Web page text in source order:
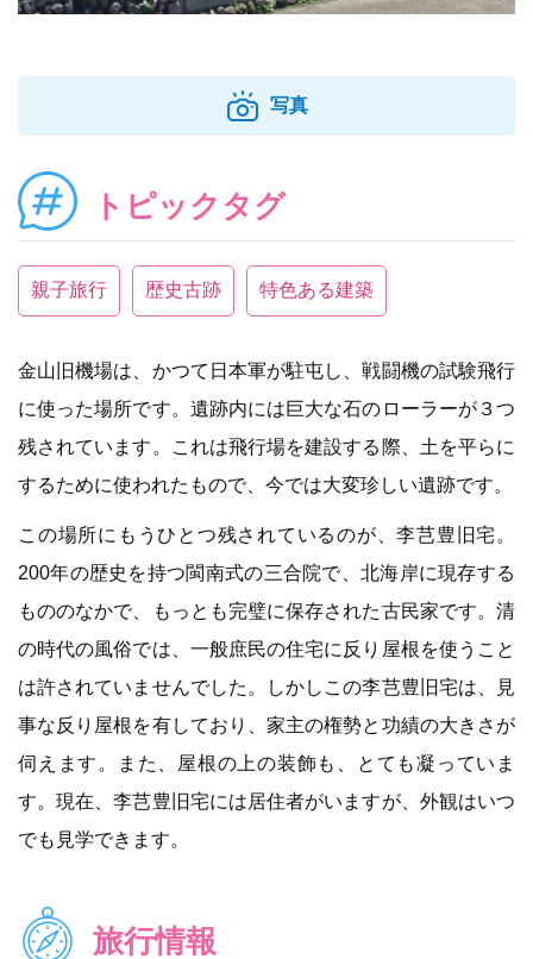
写真
トピックタグ
親子旅行 歴史古跡 特色ある建築
金山旧機場は、かつて日本軍が駐屯し、戦闘機の試験飛行
に使った場所です。遺跡内には巨大な石のローラーが３つ
残されています。これは飛行場を建設する際、土を平らに
するために使われたもので、今では大変珍しい遺跡です。
この場所にもうひとつ残されているのが、李芑豊旧宅。
200年の歴史を持つ閩南式の三合院で、北海岸に現存する
もののなかで、もっとも完璧に保存された古民家です。清
の時代の風俗では、一般庶民の住宅に反り屋根を使うこと
は許されていませんでした。しかしこの李芑豊旧宅は、見
事な反り屋根を有しており、家主の権勢と功績の大きさが
伺えます。また、屋根の上の装飾も、とても凝っていま
す。現在、李芑豊旧宅には居住者がいますが、外観はいつ
でも見学できます。
旅行情報